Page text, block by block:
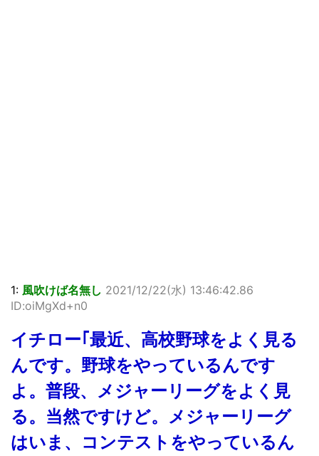
1: 風吹けば名無し 2021/12/22(水) 13:46:42.86
ID:oiMgXd+n0
イチロー｢最近、高校野球をよく見る
んです。野球をやっているんです
よ。普段、メジャーリーグをよく見
る。当然ですけど。メジャーリーグ
はいま、コンテストをやっているん